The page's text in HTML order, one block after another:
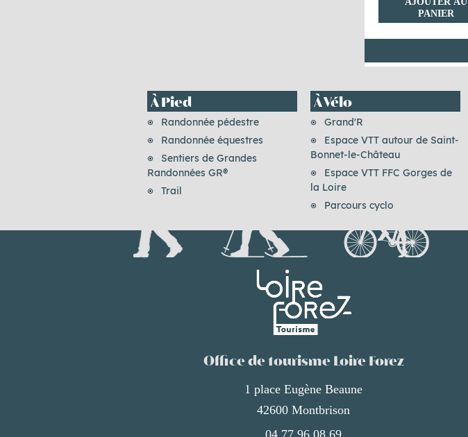
PANIER
À Pied
Randonnée pédestre
Randonnée équestres
Sentiers de Grandes
Randonnées GR®
Trail
À Vélo
Grand'R
Espace VTT autour de Saint-
Bonnet-le-Château
Espace VTT FFC Gorges de
la Loire
Parcours cyclo
Office de tourisme Loire Forez
1 place Eugène Beaune
42600 Montbrison
04 77 96 08 69